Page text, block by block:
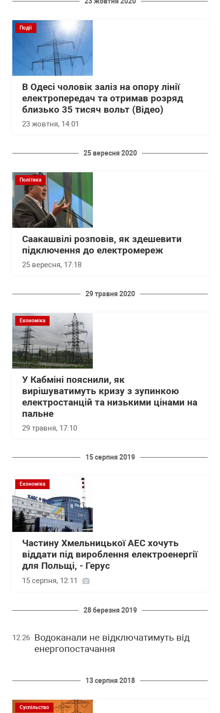
Події
В Одесі чоловік заліз на опору лінії
електропередач та отримав розряд
близько 35 тисяч вольт (Відео)
23 жовтня, 14:01
25 вересня 2020
Політика
Саакашвілі розповів, як здешевити
підключення до електромереж
25 вересня, 17:18
29 травня 2020
Економіка
У Кабміні пояснили, як
вирішуватимуть кризу з зупинкою
електростанцій та низькими цінами на
пальне
29 травня, 17:10
15 серпня 2019
Економіка
Частину Хмельницької АЕС хочуть
віддати під вироблення електроенергії
для Польщі, - Герус
15 серпня, 12:11
28 березня 2019
Водоканали не відключатимуть від
енергопостачання
12:26
13 серпня 2018
Суспільство